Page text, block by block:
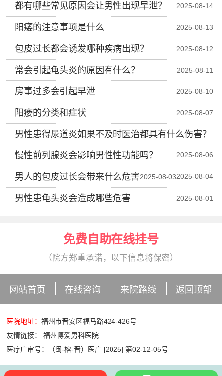
都有哪些常见原因会让男性出现早泄？ 2025-08-14
阳痿的注意事项是什么 2025-08-13
包皮过长都会诱发哪种疾病出现？ 2025-08-12
常会引起龟头炎的原因有什么？ 2025-08-11
房事过多会引起早泄 2025-08-10
阳痿的分类和症状 2025-08-07
男性患得尿道炎如果不及时医治都具有什么伤害？
2025-08-06
慢性前列腺炎会影响男性性功能吗？
2025-08-04
男人的包皮过长会带来什么危害2025-08-03
男性患龟头炎会造成哪些危害 2025-08-01
免费自助在线挂号
（院方郑重承诺，以下信息将保密）
网站首页 在线咨询 来院路线 返回顶部
医院地址：福州市晋安区福马路424-426号
友情链接：福州博爱男科医院
医疗广审号：（闽-榕-晋）医广 [2025] 第02-12-05号